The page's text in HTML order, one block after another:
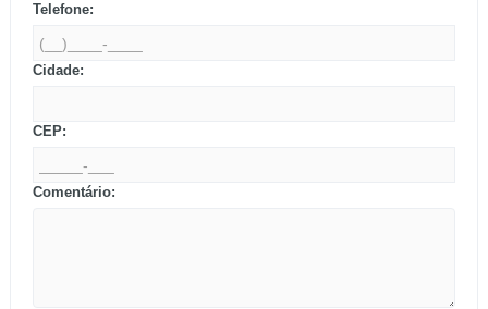
Telefone:
Cidade:
CEP:
Comentário: